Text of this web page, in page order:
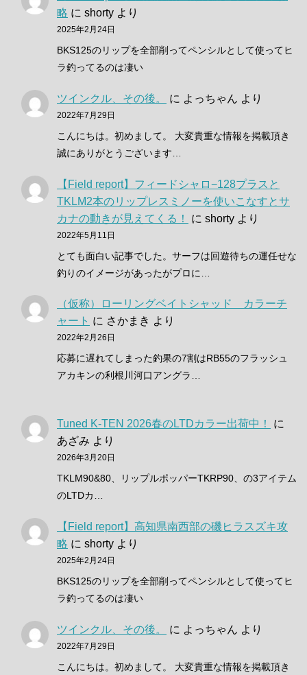
略 に shorty より
2025年2月24日
BKS125のリップを全部削ってペンシルとして使ってヒ
ラ釣ってるのは凄い
ツインクル、その後。 に よっちゃん より
2022年7月29日
こんにちは。初めまして。 大変貴重な情報を掲載頂き
誠にありがとうございます…
【Field report】フィードシャロ−128プラスと
TKLM2本のリップレスミノーを使いこなすとサ
カナの動きが見えてくる！
に shorty より
2022年5月11日
とても面白い記事でした。サーフは回遊待ちの運任せな
釣りのイメージがあったがプロに…
（仮称）ローリングベイトシャッド カラーチ
ャート に さかまき より
2022年2月26日
応募に遅れてしまった釣果の7割はRB55のフラッシュ
アカキンの利根川河口アングラ…
Tuned K-TEN 2026春のLTDカラー出荷中！
に
あざみ より
2026年3月20日
TKLM90&80、リップルポッパーTKRP90、の3アイテム
のLTDカ…
【Field report】高知県南西部の磯ヒラスズキ攻
略 に shorty より
2025年2月24日
BKS125のリップを全部削ってペンシルとして使ってヒ
ラ釣ってるのは凄い
ツインクル、その後。 に よっちゃん より
2022年7月29日
こんにちは。初めまして。 大変貴重な情報を掲載頂き